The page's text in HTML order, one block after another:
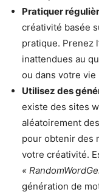
Pratiquer
créativité basée
pratique. Prenez
inattendues au
ou dans votre
Utilisez des
existe des sites
aléatoirement
pour obtenir des
votre créativité.
«
génération de